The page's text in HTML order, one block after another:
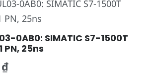
0AB0: SIMATIC S7-1500T
PN, 25ns
₫